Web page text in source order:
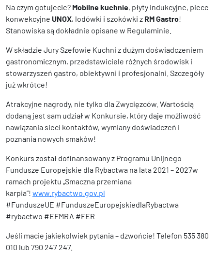
Na czym gotujecie? Mobilne kuchnie, płyty indukcyjne, piece
konwekcyjne UNOX, lodówki i szokówki z RM Gastro!
Stanowiska są dokładnie opisane w Regulaminie.
W składzie Jury Szefowie Kuchni z dużym doświadczeniem
gastronomicznym, przedstawiciele różnych środowisk i
stowarzyszeń gastro, obiektywni i profesjonalni. Szczegóły
już wkrótce!
Atrakcyjne nagrody, nie tylko dla Zwycięzców. Wartością
dodaną jest sam udział w Konkursie, który daje możliwość
nawiązania sieci kontaktów, wymiany doświadczeń i
poznania nowych smaków!
Konkurs został dofinansowany z Programu Unijnego
Fundusze Europejskie dla Rybactwa na lata 2021 – 2027w
ramach projektu „Smaczna przemiana
karpia”! www.rybactwo.gov.pl
#FunduszeUE #FunduszeEuropejskiedlaRybactwa
#rybactwo #EFMRA #FER
Jeśli macie jakiekolwiek pytania – dzwońcie! Telefon 535 380
010 lub 790 247 247.